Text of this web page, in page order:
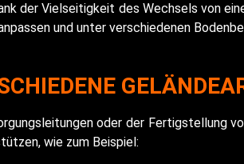
der Vielseitigkeit des Wechsels von
und unter verschiedenen
oder der Fertigstellung
wie zum Beispiel: